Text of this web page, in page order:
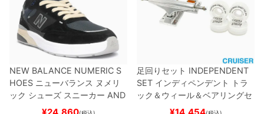
NEW BALANCE NUMERIC S
HOES ニューバランス ヌメリ
ック シューズ スニーカー AND
REW REYNOLDS 933
足回りセット INDEPENDENT
SET インディペンデント
トラ
ック＆ウィール＆ベアリングセ
（クルーザー用）